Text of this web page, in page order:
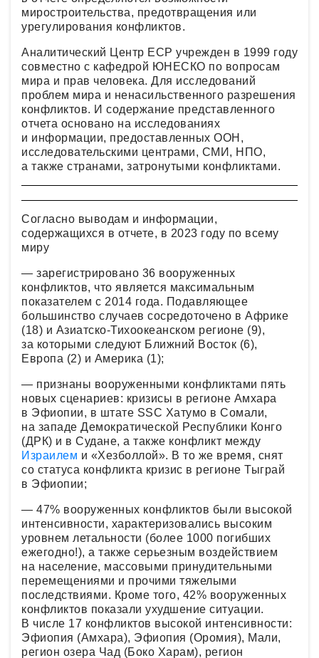
миростроительства, предотвращения или
урегулирования конфликтов.
Аналитический Центр ECP учрежден в 1999 году
совместно с кафедрой ЮНЕСКО по вопросам
мира и прав человека. Для исследований
проблем мира и ненасильственного разрешения
конфликтов. И содержание представленного
отчета основано на исследованиях
и информации, предоставленных ООН,
исследовательскими центрами, СМИ, НПО,
а также странами, затронутыми конфликтами.
Согласно выводам и информации,
содержащихся в отчете, в 2023 году по всему
миру
— зарегистрировано 36 вооруженных
конфликтов, что является максимальным
показателем с 2014 года. Подавляющее
большинство случаев сосредоточено в Африке
(18) и Азиатско-Тихоокеанском регионе (9),
за которыми следуют Ближний Восток (6),
Европа (2) и Америка (1);
— признаны вооруженными конфликтами пять
новых сценариев: кризисы в регионе Амхара
в Эфиопии, в штате SSC Хатумо в Сомали,
на западе Демократической Республики Конго
(ДРК) и в Судане, а также конфликт между
Израилем и «Хезболлой». В то же время, снят
со статуса конфликта кризис в регионе Тыграй
в Эфиопии;
— 47% вооруженных конфликтов были высокой
интенсивности, характеризовались высоким
уровнем летальности (более 1000 погибших
ежегодно!), а также серьезным воздействием
на население, массовыми принудительными
перемещениями и прочими тяжелыми
последствиями. Кроме того, 42% вооруженных
конфликтов показали ухудшение ситуации.
В числе 17 конфликтов высокой интенсивности:
Эфиопия (Амхара), Эфиопия (Оромия), Мали,
регион озера Чад (Боко Харам), регион